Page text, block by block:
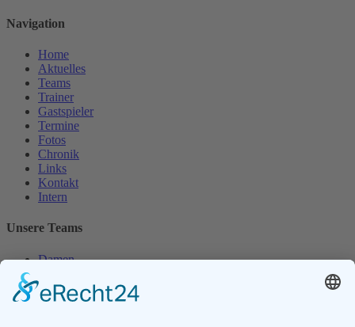
Navigation
Home
Aktuelles
Teams
Trainer
Gastspieler
Termine
Fotos
Chronik
Links
Kontakt
Intern
Unsere Teams
Damen
Herren
Herren 30